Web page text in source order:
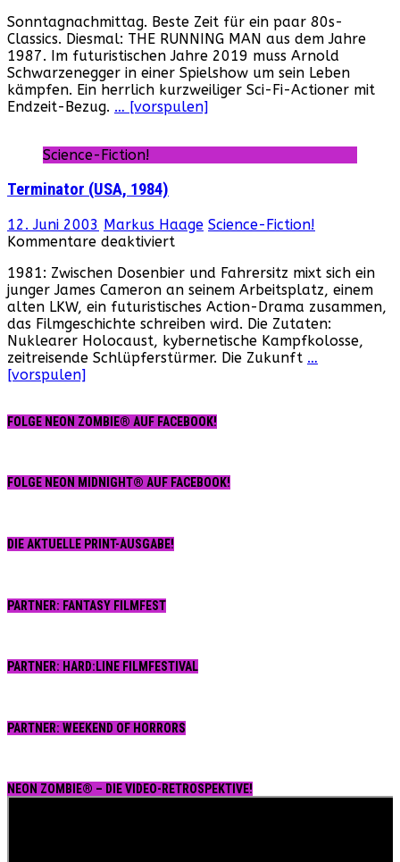
Man“,
guter
Film,
schlechte
Romanverfilmung
Sonntagnachmittag. Beste Zeit für ein paar 80s-
Classics. Diesmal: THE RUNNING MAN aus dem Jahre
1987. Im futuristischen Jahre 2019 muss Arnold
Schwarzenegger in einer Spielshow um sein Leben
kämpfen. Ein herrlich kurzweiliger Sci-Fi-Actioner mit
Endzeit-Bezug. … [vorspulen]
Science-Fiction!
Terminator (USA, 1984)
12. Juni 2003 Markus Haage Science-Fiction!
Kommentare deaktiviertfür
(USA,
1984)
1981: Zwischen Dosenbier und Fahrersitz mixt sich ein
junger James Cameron an seinem Arbeitsplatz, einem
alten LKW, ein futuristisches Action-Drama zusammen,
das Filmgeschichte schreiben wird. Die Zutaten:
Nuklearer Holocaust, kybernetische Kampfkolosse,
zeitreisende Schlüpferstürmer. Die Zukunft …
[vorspulen]
FOLGE NEON ZOMBIE® AUF FACEBOOK!
FOLGE NEON MIDNIGHT® AUF FACEBOOK!
DIE AKTUELLE PRINT-AUSGABE!
PARTNER: FANTASY FILMFEST
PARTNER: HARD:LINE FILMFESTIVAL
PARTNER: WEEKEND OF HORRORS
NEON ZOMBIE® – DIE VIDEO-RETROSPEKTIVE!